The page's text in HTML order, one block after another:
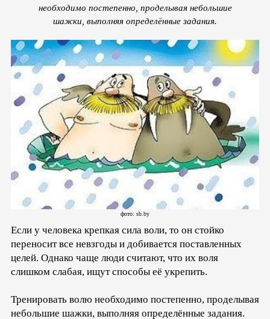
необходимо постепенно, проделывая небольшие
шажки, выполняя определённые задания.
фото: sb.by
Если у человека крепкая сила воли, то он стойко
переносит все невзгоды и добивается поставленных
целей. Однако чаще люди считают, что их воля
слишком слабая, ищут способы её укрепить.
Тренировать волю необходимо постепенно, проделывая
небольшие шажки, выполняя определённые задания.